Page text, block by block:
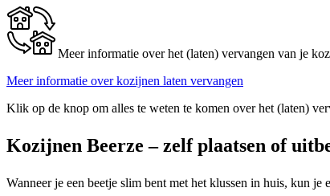
Meer informatie over het (laten) vervangen van je
Meer informatie over kozijnen laten vervangen
Klik op de knop om alles te weten te komen over het (laten)
Kozijnen Beerze – zelf plaatsen of
Wanneer je een beetje slim bent met het klussen in huis, kun